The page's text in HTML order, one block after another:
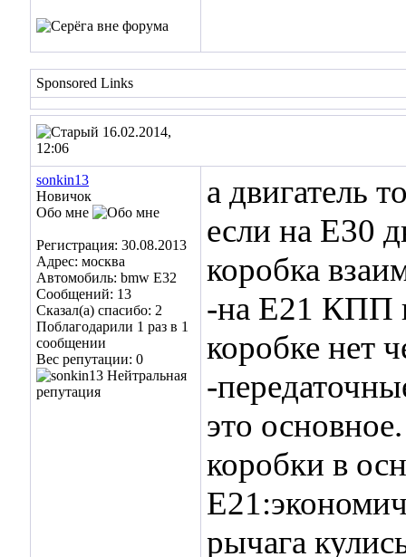
Sponsored Links
16.02.2014,
12:06
sonkin13
Новичок
Обо мне
Регистрация: 30.08.2013
Адрес: москва
Автомобиль: bmw E32
Сообщений: 13
Сказал(а) спасибо: 2
Поблагодарили 1 раз в 1
сообщении
Вес репутации: 0
а двигатель
если на Е30
коробка
-на Е21 КПП
коробке нет
-
это
коробки в
рычага